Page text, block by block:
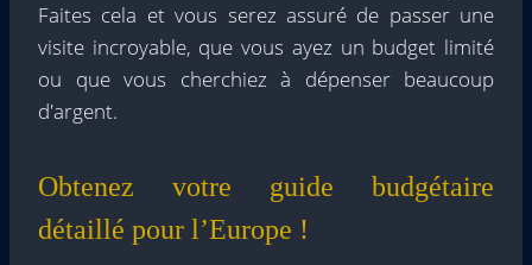
Faites cela et vous serez assuré de passer une
visite incroyable, que vous ayez un budget limité
ou que vous cherchiez à dépenser beaucoup
d'argent.
Obtenez votre guide budgétaire
détaillé pour l’Europe !